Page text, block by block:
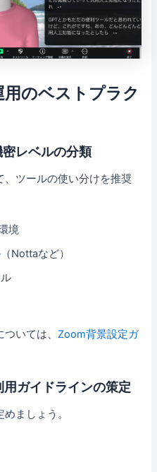
のベストプラク
レベルの分類
、ツールの使い分けを推奨
境
Nottaなど）
いては、 Zoom背景設定ガ
ガイドラインの策定
ましょう。